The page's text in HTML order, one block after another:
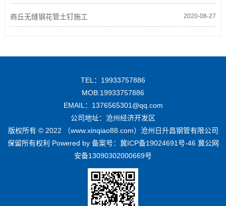
商丘无缝钢花管土钉施工 2020-08-27
TEL：19933757886
MOB:19933757886
EMAIL：1376565301@qq.com
公司地址：沧州经济开发区
版权所有 © 2022 （www.xinqiao88.com）沧州日升昌钢管有限公司
保留所有权利 Powered by 备案号： 冀ICP备19024691号-46 冀公网
安备13090302000669号